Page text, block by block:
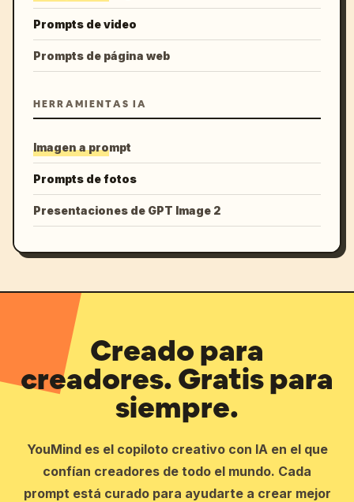
Prompts de video
Prompts de página web
HERRAMIENTAS IA
Imagen a prompt
Prompts de fotos
Presentaciones de GPT Image 2
Creado para
creadores. Gratis para
siempre.
YouMind es el copiloto creativo con IA en el que
confían creadores de todo el mundo. Cada
prompt está curado para ayudarte a crear mejor